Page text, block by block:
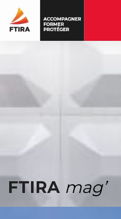
FTIRA mag’